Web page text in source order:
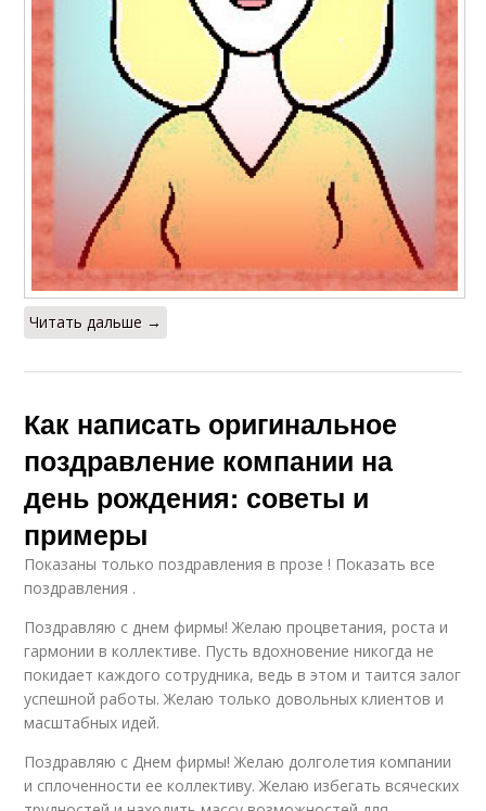
Читать дальше →
Как написать оригинальное
поздравление компании на
день рождения: советы и
примеры
Показаны только поздравления в прозе ! Показать все
поздравления .
Поздравляю с днем фирмы! Желаю процветания, роста и
гармонии в коллективе. Пусть вдохновение никогда не
покидает каждого сотрудника, ведь в этом и таится залог
успешной работы. Желаю только довольных клиентов и
масштабных идей.
Поздравляю с Днем фирмы! Желаю долголетия компании
и сплоченности ее коллективу. Желаю избегать всяческих